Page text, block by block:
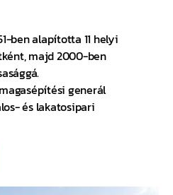
ben alapította 11 helyi
majd 2000-ben
generál
és lakatosipari